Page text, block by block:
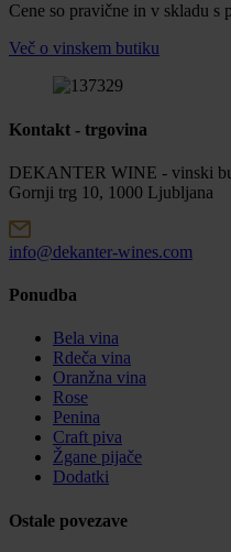
Cene so pravične in v skladu s
Več o vinskem butiku
Kontakt - trgovina
DEKANTER WINE - vinski
Gornji trg 10, 1000 Ljubljana
info@dekanter-wines.com
Ponudba
Bela vina
Rdeča vina
Oranžna vina
Rose
Penina
Craft piva
Žgane pijače
Dodatki
Ostale povezave